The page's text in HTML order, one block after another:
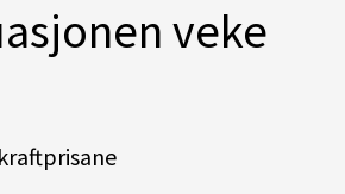
veke